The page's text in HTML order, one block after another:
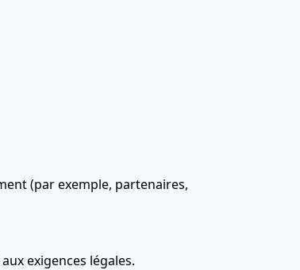
(par exemple, partenaires,
exigences légales.